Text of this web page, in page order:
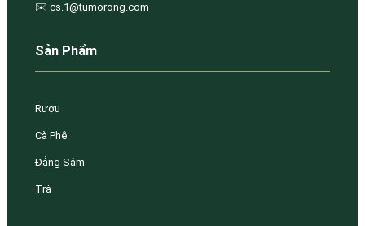
✉️ cs.1@tumorong.com
Sản Phẩm
Rượu
Cà Phê
Đẳng Sâm
Trà